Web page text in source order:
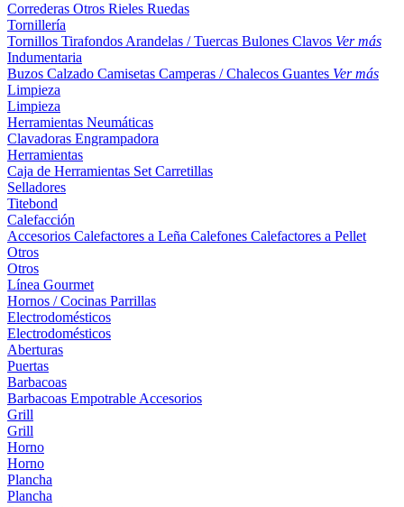
Correderas Otros Rieles Ruedas
Tornillería
Tornillos Tirafondos Arandelas / Tuercas Bulones Clavos Ver más
Indumentaria
Buzos Calzado Camisetas Camperas / Chalecos Guantes Ver más
Limpieza
Limpieza
Herramientas Neumáticas
Clavadoras Engrampadora
Herramientas
Caja de Herramientas Set Carretillas
Selladores
Titebond
Calefacción
Accesorios Calefactores a Leña Calefones Calefactores a Pellet
Otros
Otros
Línea Gourmet
Hornos / Cocinas Parrillas
Electrodomésticos
Electrodomésticos
Aberturas
Puertas
Barbacoas
Barbacoas Empotrable Accesorios
Grill
Grill
Horno
Horno
Plancha
Plancha